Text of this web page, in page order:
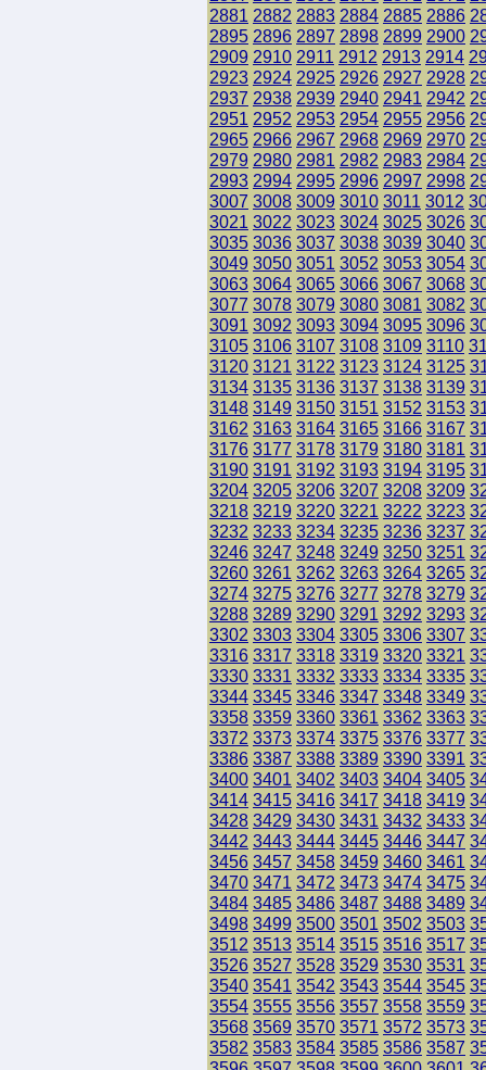
2881 2882 2883 2884 2885 2886
2895 2896 2897 2898 2899 2900
2909 2910 2911 2912 2913 2914
2923 2924 2925 2926 2927 2928
2937 2938 2939 2940 2941 2942
2951 2952 2953 2954 2955 2956
2965 2966 2967 2968 2969 2970
2979 2980 2981 2982 2983 2984
2993 2994 2995 2996 2997 2998
3007 3008 3009 3010 3011 3012
3021 3022 3023 3024 3025 3026
3035 3036 3037 3038 3039 3040
3049 3050 3051 3052 3053 3054
3063 3064 3065 3066 3067 3068
3077 3078 3079 3080 3081 3082
3091 3092 3093 3094 3095 3096
3105 3106 3107 3108 3109 3110
3120 3121 3122 3123 3124 3125
3134 3135 3136 3137 3138 3139
3148 3149 3150 3151 3152 3153
3162 3163 3164 3165 3166 3167
3176 3177 3178 3179 3180 3181
3190 3191 3192 3193 3194 3195
3204 3205 3206 3207 3208 3209
3218 3219 3220 3221 3222 3223
3232 3233 3234 3235 3236 3237
3246 3247 3248 3249 3250 3251
3260 3261 3262 3263 3264 3265
3274 3275 3276 3277 3278 3279
3288 3289 3290 3291 3292 3293
3302 3303 3304 3305 3306 3307
3316 3317 3318 3319 3320 3321
3330 3331 3332 3333 3334 3335
3344 3345 3346 3347 3348 3349
3358 3359 3360 3361 3362 3363
3372 3373 3374 3375 3376 3377
3386 3387 3388 3389 3390 3391
3400 3401 3402 3403 3404 3405
3414 3415 3416 3417 3418 3419
3428 3429 3430 3431 3432 3433
3442 3443 3444 3445 3446 3447
3456 3457 3458 3459 3460 3461
3470 3471 3472 3473 3474 3475
3484 3485 3486 3487 3488 3489
3498 3499 3500 3501 3502 3503
3512 3513 3514 3515 3516 3517
3526 3527 3528 3529 3530 3531
3540 3541 3542 3543 3544 3545
3554 3555 3556 3557 3558 3559
3568 3569 3570 3571 3572 3573
3582 3583 3584 3585 3586 3587